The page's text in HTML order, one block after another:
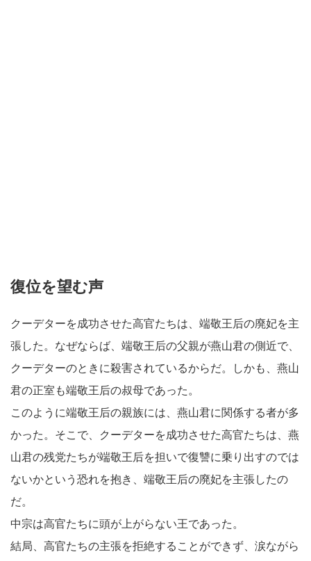
復位を望む声
クーデターを成功させた高官たちは、端敬王后の廃妃を主
張した。なぜならば、端敬王后の父親が燕山君の側近で、
クーデターのときに殺害されているからだ。しかも、燕山
君の正室も端敬王后の叔母であった。
このように端敬王后の親族には、燕山君に関係する者が多
かった。そこで、クーデターを成功させた高官たちは、燕
山君の残党たちが端敬王后を担いで復讐に乗り出すのでは
ないかという恐れを抱き、端敬王后の廃妃を主張したの
だ。
中宗は高官たちに頭が上がらない王であった。
結局、高官たちの主張を拒絶することができず、涙ながら